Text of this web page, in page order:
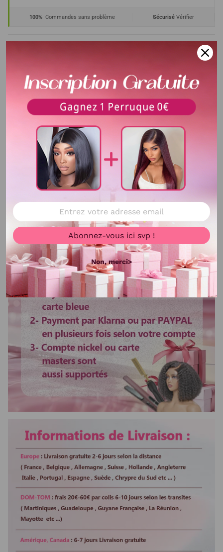
100% Commandes sans problème SécuriséVérifier
Matériaux de cheveux 100% Cheveux Humains
Délai de livraison
La durée de livraison est de 5-
10 jours , cela dépend de la
CHINE vers votre PAYS.
Couleur de cheveux Couleur naturelle
Taille de Lace 13x4 lace
Couleur de lace lace transparent
Densité 200% et 250% densité
Longueur 20-40 pouces
Texture water wave
Délai d'utilisation Plus de 3 ans
Bandes élastique
Colorable ou décolorable Oui
Lisser ou boucler au fer Oui
Voir plus
Abonnez-vous ici svp !
Non, merci>